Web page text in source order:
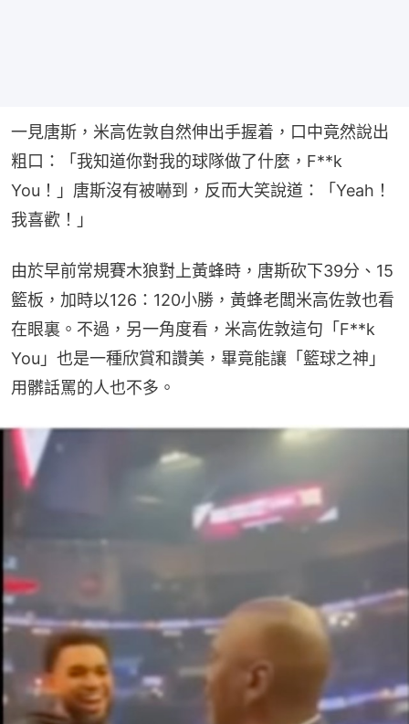
一見唐斯，米高佐敦自然伸出手握着，口中竟然說出
粗口：「我知道你對我的球隊做了什麼，F**k
You！」唐斯沒有被嚇到，反而大笑說道：「Yeah！
我喜歡！」
由於早前常規賽木狼對上黃蜂時，唐斯砍下39分、15
籃板，加時以126：120小勝，黃蜂老闆米高佐敦也看
在眼裏。不過，另一角度看，米高佐敦這句「F**k
You」也是一種欣賞和讚美，畢竟能讓「籃球之神」
用髒話罵的人也不多。